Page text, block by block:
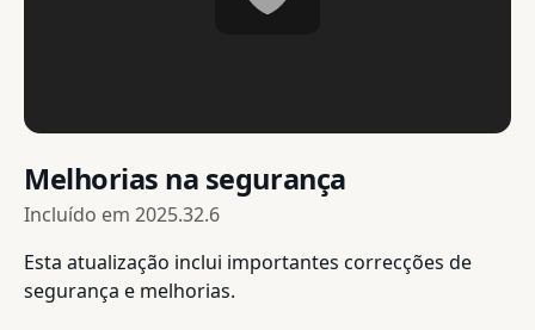
Melhorias na segurança
Incluído em 2025.32.6
Esta atualização inclui importantes correcções de
segurança e melhorias.